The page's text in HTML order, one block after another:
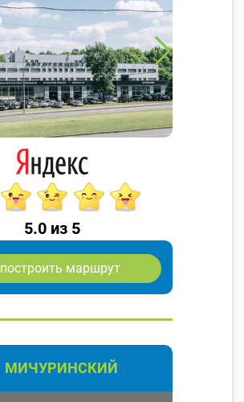
5.0 из 5
построить маршрут
МИЧУРИНСКИЙ